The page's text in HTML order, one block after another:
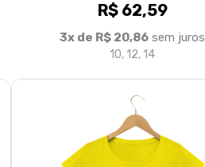
R$ 62,59
3x de R$ 20,86 sem juros
10, 12, 14